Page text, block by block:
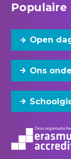
Populaire
Open
Ons